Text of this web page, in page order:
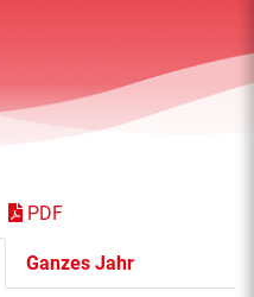
Ganzes Jahr
PDF